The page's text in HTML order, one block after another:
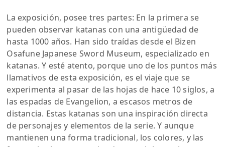
La exposición, posee tres partes: En la primera se
pueden observar katanas con una antigüedad de
hasta 1000 años. Han sido traídas desde el Bizen
Osafune Japanese Sword Museum, especializado en
katanas. Y esté atento, porque uno de los puntos más
llamativos de esta exposición, es el viaje que se
experimenta al pasar de las hojas de hace 10 siglos, a
las espadas de Evangelion, a escasos metros de
distancia. Estas katanas son una inspiración directa
de personajes y elementos de la serie. Y aunque
mantienen una forma tradicional, los colores, y las